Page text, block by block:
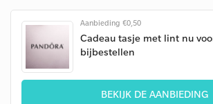
Aanbieding €0,50
Cadeau tasje met lint nu
bijbestellen
BEKIJK DE AANBIEDING